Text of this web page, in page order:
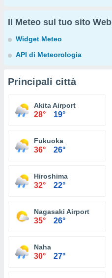
Il Meteo sul tuo sito Web
Widget Meteo
API di Meteorologia
Principali città
Akita Airport
28° 19°
Fukuoka
36° 26°
Hiroshima
32° 22°
Nagasaki Airport
35° 26°
Naha
30° 27°